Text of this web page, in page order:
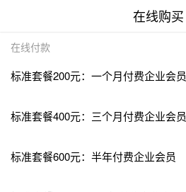
在线购买
在线付款
标准套餐200元：一个月付费企业会员
标准套餐400元：三个月付费企业会员
标准套餐600元：半年付费企业会员